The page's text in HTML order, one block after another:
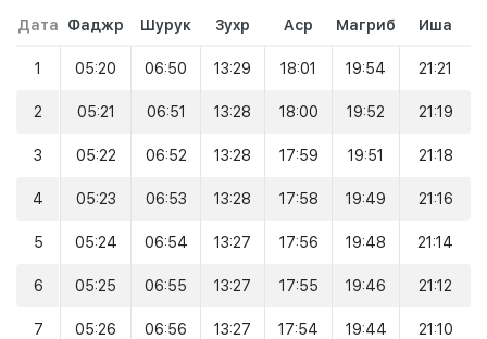
Дата Фаджр Шурук Зухр Аср Магриб Иша
1 05:20 06:50 13:29 18:01 19:54 21:21
2 05:21 06:51 13:28 18:00 19:52 21:19
3 05:22 06:52 13:28 17:59 19:51 21:18
4 05:23 06:53 13:28 17:58 19:49 21:16
5 05:24 06:54 13:27 17:56 19:48 21:14
6 05:25 06:55 13:27 17:55 19:46 21:12
7 05:26 06:56 13:27 17:54 19:44 21:10